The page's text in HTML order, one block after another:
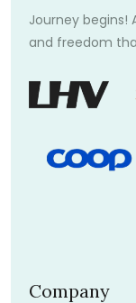
Journey begins!
and freedom
Company